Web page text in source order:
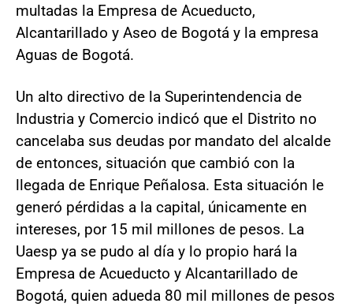
multadas la Empresa de Acueducto,
Alcantarillado y Aseo de Bogotá y la empresa
Aguas de Bogotá.
Un alto directivo de la Superintendencia de
Industria y Comercio indicó que el Distrito no
cancelaba sus deudas por mandato del alcalde
de entonces, situación que cambió con la
llegada de Enrique Peñalosa. Esta situación le
generó pérdidas a la capital, únicamente en
intereses, por 15 mil millones de pesos. La
Uaesp ya se pudo al día y lo propio hará la
Empresa de Acueducto y Alcantarillado de
Bogotá, quien adueda 80 mil millones de pesos